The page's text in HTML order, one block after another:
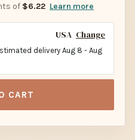
of $6.22 Learn more
USA Change
delivery Aug 8 - Aug
CART